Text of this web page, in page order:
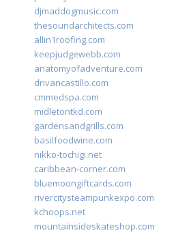
djmaddogmusic.com
thesoundarchitects.com
allin1roofing.com
keepjudgewebb.com
anatomyofadventure.com
drivancastillo.com
cmmedspa.com
midletontkd.com
gardensandgrills.com
basilfoodwine.com
nikko-tochigi.net
caribbean-corner.com
bluemoongiftcards.com
rivercitysteampunkexpo.com
kchoops.net
mountainsideskateshop.com